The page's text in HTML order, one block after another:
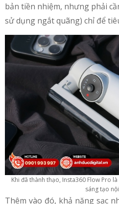
bản tiền nhiệm, nhưng phải
sử dụng ngắt quãng) chỉ để
Khi đã thành thạo, Insta360 Flow Pro
sáng tạo
Thêm vào đó, khả năng sạc